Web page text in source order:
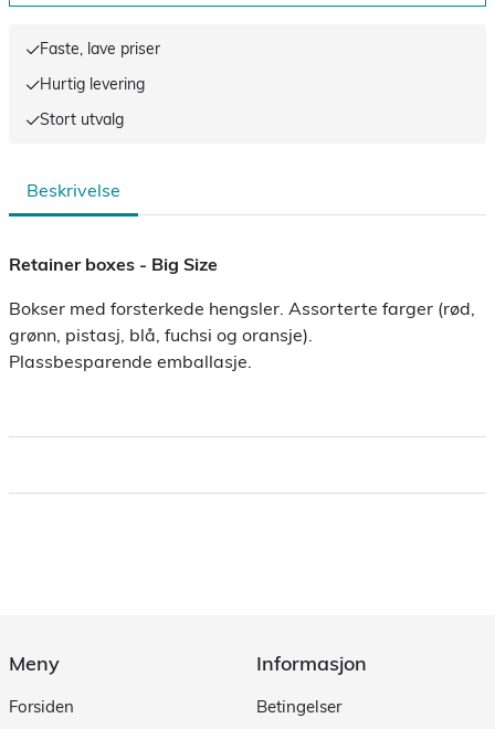
Faste, lave priser
Hurtig levering
Stort utvalg
Beskrivelse
Retainer boxes - Big Size
Bokser med forsterkede hengsler. Assorterte farger (rød,
grønn, pistasj, blå, fuchsi og oransje).
Plassbesparende emballasje.
Meny
Forsiden
Informasjon
Betingelser